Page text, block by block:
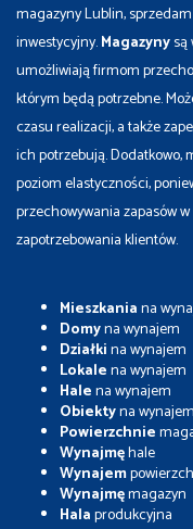
magazyny Lublin,
inwestycyjny.Magazyny
umożliwiają firmom
którym będą potrzebne.
czasu realizacji, a także
ich potrzebują. Dodatkowo,
poziom elastyczności,
przechowywania zapasów
zapotrzebowania klientów.
Mieszkaniana
Domyna wynajem
Działkina wynajem
Lokalena wynajem
Halena wynajem
Obiektyna wynajem
Powierzchnie
Wynajmęhale
Wynajem
Wynajmęmagazyn
Halaprodukcyjna